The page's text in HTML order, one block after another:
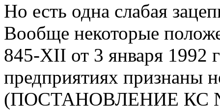
Но есть одна слабая
Вообще некоторые
845-XII от 3 января 1992
предприятиях признаны
(ПОСТАНОВЛЕНИЕ КС №